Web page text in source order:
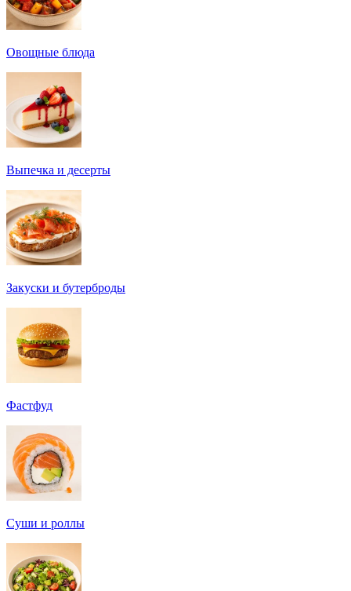
Овощные блюда
Выпечка и десерты
Закуски и бутерброды
Фастфуд
Суши и роллы